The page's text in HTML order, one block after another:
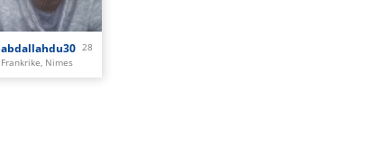
abdallahdu30 28
Frankrike, Nimes